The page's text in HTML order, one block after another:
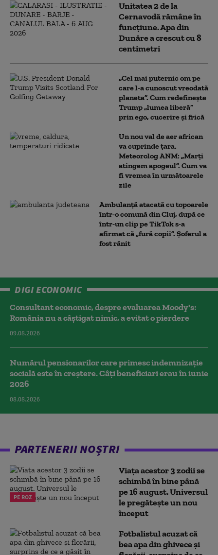
Unitatea 2 de la
Cernavodă rămâne în
funcțiune. Apa din
Dunăre a crescut cu 8
centimetri
„Cel mai puternic om pe
care l-a cunoscut vreodată
planeta”. Cum redefinește
Trump „lumea liberă”
prin ego, cucerire și frică
Un nou val de aer african
va cuprinde țara.
Meteorolog ANM: „Marți
atingem apogeul”. Cum va
fi vremea în următoarele
zile
Ambulanţă atacată cu topoarele
într-o comună din Cluj, după ce
într-un clip pe TikTok s-a
afirmat că „fură copii”. Șoferul a
fost rănit
DIGI ECONOMIC
Consultant economic, despre evaluarea Moody's:
România nu a câştigat nimic, a evitat o pierdere
09.08.2026
Numărul pensionarilor care primesc indemnizaţie
socială este în creștere. Câți beneficiari erau în iunie
2026
08.08.2026
PARTENERII NOȘTRI
PE ROZ
Viața acestor 3 zodii se
schimbă în bine până
pe 16 august. Universul
le pregătește un nou
început
Fotbalistul acuzat că
bea apa din ghivece și